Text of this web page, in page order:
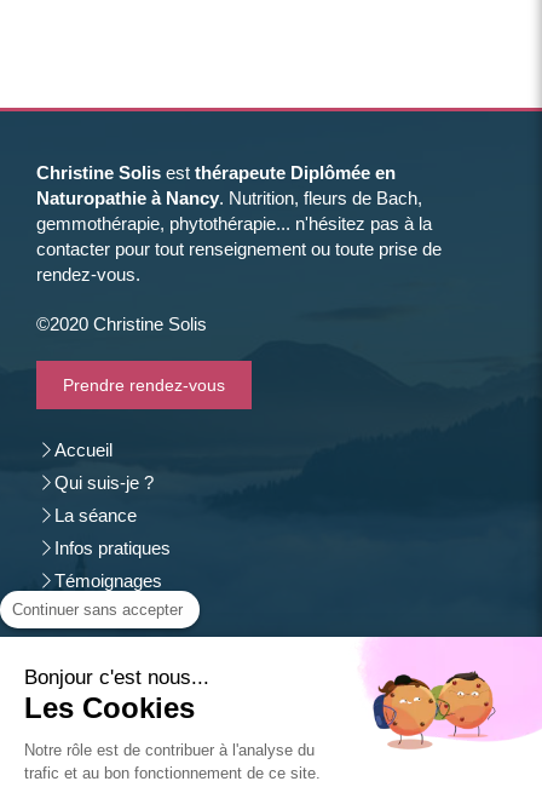
Christine Solis est thérapeute Diplômée en
Naturopathie à Nancy. Nutrition, fleurs de Bach,
gemmothérapie, phytothérapie... n'hésitez pas à la
contacter pour tout renseignement ou toute prise de
rendez-vous.
©2020 Christine Solis
Prendre rendez-vous
Accueil
Qui suis-je ?
La séance
Infos pratiques
Témoignages
Contact
Christine Solis
54500 Vandoeuvre-lès-Nancy
SIREN: 533 259 081
Continuer sans accepter
Bonjour c'est nous...
Les Cookies
Notre rôle est de contribuer à l'analyse du
trafic et au bon fonctionnement de ce site.